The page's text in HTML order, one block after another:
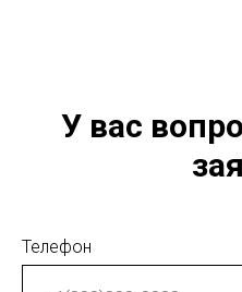
У вас
Телефон